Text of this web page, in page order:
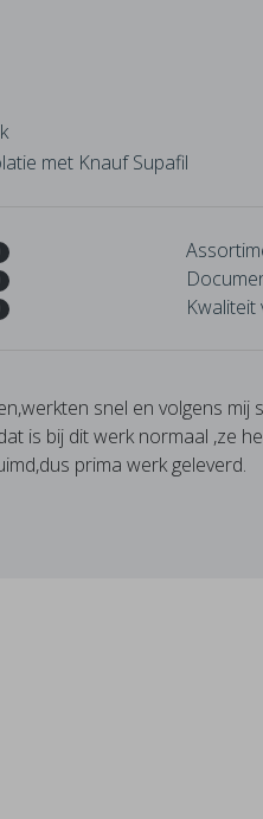
met Knauf Supafil
Kwaliteit
snel en volgens
is bij dit werk normaal ,ze
prima werk geleverd.